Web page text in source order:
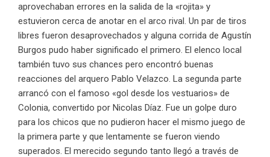
aprovechaban errores en la salida de la «rojita» y
estuvieron cerca de anotar en el arco rival. Un par de tiros
libres fueron desaprovechados y alguna corrida de Agustín
Burgos pudo haber significado el primero. El elenco local
también tuvo sus chances pero encontró buenas
reacciones del arquero Pablo Velazco. La segunda parte
arrancó con el famoso «gol desde los vestuarios» de
Colonia, convertido por Nicolas Díaz. Fue un golpe duro
para los chicos que no pudieron hacer el mismo juego de
la primera parte y que lentamente se fueron viendo
superados. El merecido segundo tanto llegó a través de